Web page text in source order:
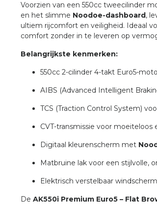
Voorzien van een 550cc tweecilinder
en het slimme Noodoe-dashboard,
ultiem rijcomfort en veiligheid. Ideaal
comfort zonder in te leveren op
Belangrijkste kenmerken:
550cc 2-cilinder 4-takt Euro5-
AIBS (Advanced Intelligent
TCS (Traction Control System)
CVT-transmissie voor moeiteloos
Digitaal kleurenscherm met
Matbruine lak voor een stijlvolle,
Elektrisch verstelbaar
De AK550i Premium Euro5 – Flat